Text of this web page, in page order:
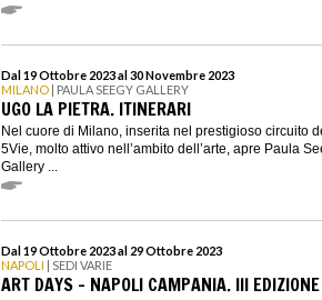
Dal 19 Ottobre 2023 al 30 Novembre 2023
MILANO | PAULA SEEGY GALLERY
UGO LA PIETRA. ITINERARI
Nel cuore di Milano, inserita nel prestigioso circuito
5Vie, molto attivo nell’ambito dell’arte, apre Paula
Gallery ...
Dal 19 Ottobre 2023 al 29 Ottobre 2023
NAPOLI | SEDI VARIE
ART DAYS - NAPOLI CAMPANIA. III EDIZIONE